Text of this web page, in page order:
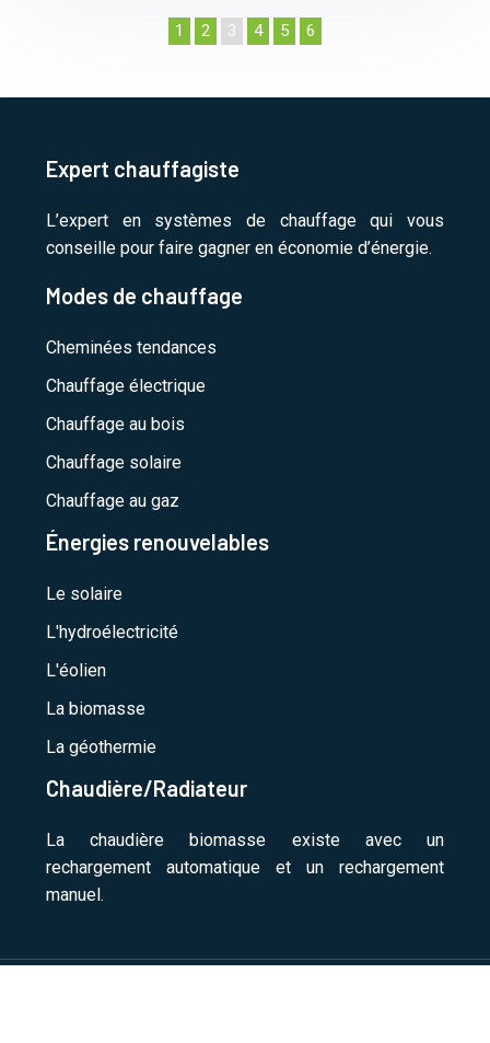
1 2 3 4 5 6
Expert chauffagiste
L’expert en systèmes de chauffage qui vous
conseille pour faire gagner en économie d’énergie.
Modes de chauffage
Cheminées tendances
Chauffage électrique
Chauffage au bois
Chauffage solaire
Chauffage au gaz
Énergies renouvelables
Le solaire
L'hydroélectricité
L'éolien
La biomasse
La géothermie
Chaudière/Radiateur
La chaudière biomasse existe avec un
rechargement automatique et un rechargement
manuel.